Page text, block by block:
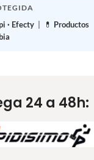
· Efecty | 💊 Productos
24 a 48h: